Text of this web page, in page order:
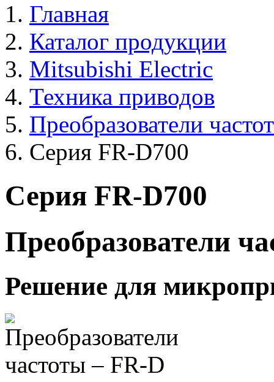
Главная
Каталог продукции
Mitsubishi Electric
Техника приводов
Преобразователи
Серия FR-D700
Серия FR-D700
Преобразователи
Решение для